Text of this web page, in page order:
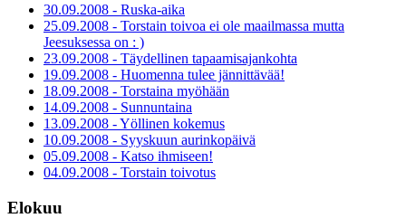
30.09.2008 - Ruska-aika
25.09.2008 - Torstain toivoa ei ole maailmassa mutta
Jeesuksessa on : )
23.09.2008 - Täydellinen tapaamisajankohta
19.09.2008 - Huomenna tulee jännittävää!
18.09.2008 - Torstaina myöhään
14.09.2008 - Sunnuntaina
13.09.2008 - Yöllinen kokemus
10.09.2008 - Syyskuun aurinkopäivä
05.09.2008 - Katso ihmiseen!
04.09.2008 - Torstain toivotus
Elokuu